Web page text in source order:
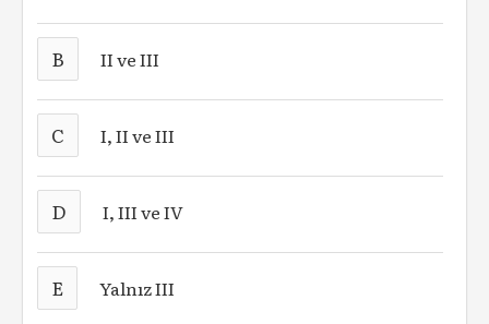
B II ve III
C I, II ve III
D I, III ve IV
E Yalnız III